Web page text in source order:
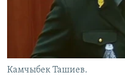
Камчыбек Ташиев.